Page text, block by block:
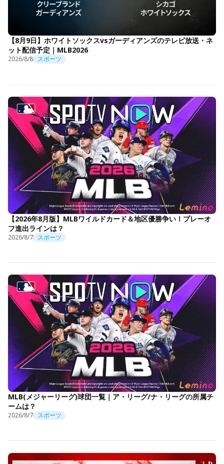
【8月9日】ホワイトソックスvsガーディアンズのテレビ放送・ネ
ット配信予定｜MLB2026
2026/8/8 スポーツ
【2026年8月版】MLBワイルドカード＆地区優勝争い！プレーオ
フ進出ラインは？
2026/8/7 スポーツ
MLB(メジャーリーグ)球団一覧｜ア・リーグ/ナ・リーグの所属チ
ームは？
2026/8/7 スポーツ